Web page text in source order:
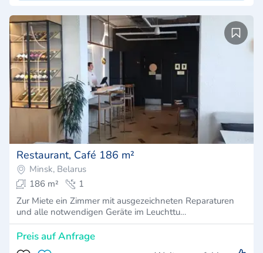
Restaurant, Café 186 m²
Minsk, Belarus
186 m²
1
Zur Miete ein Zimmer mit ausgezeichneten Reparaturen
und alle notwendigen Geräte im Leuchttu…
Preis auf Anfrage